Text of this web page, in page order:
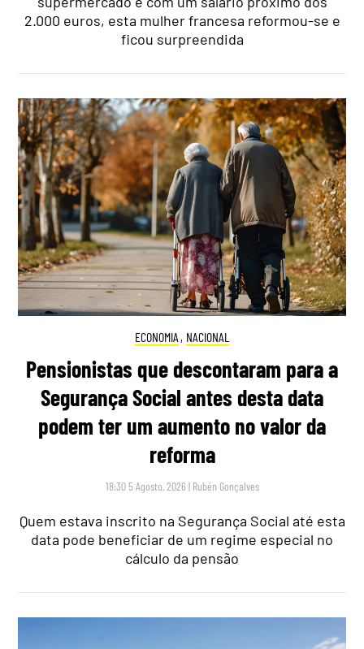
2.000 euros, esta mulher francesa reformou-se e
ficou surpreendida
ECONOMIA , NACIONAL
Pensionistas que descontaram para a
Segurança Social antes desta data
podem ter um aumento no valor da
reforma
18:30 5 Agosto, 2026 | Rubén Gonçalves
Quem estava inscrito na Segurança Social até esta
data pode beneficiar de um regime especial no
cálculo da pensão